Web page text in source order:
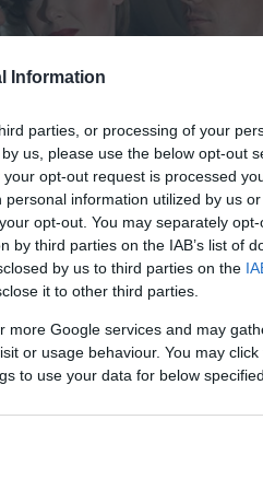
Information
parties, or processing of your
us, please use the below opt-out
opt-out request is processed
information utilized by us
opt-out. You may separately
third parties on the IAB’s list of
by us to third parties on the
it to other third parties.
more Google services and may
or usage behaviour. You may
to use your data for below
jártam utoljára az akkor még
működő Szikrában (de
így az első este
hely miatt volt. Az
központ” nagyon